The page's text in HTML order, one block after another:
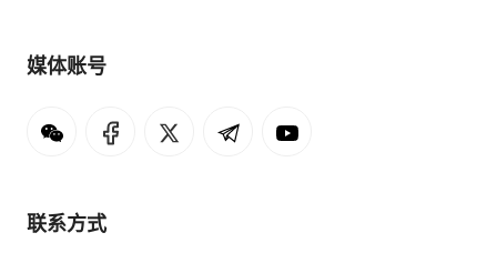
媒体账号
联系方式